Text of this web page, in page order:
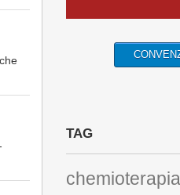
TAG
chemioterapia